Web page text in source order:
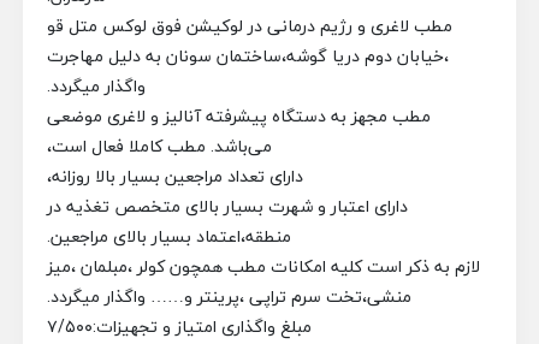
مطب لاغری و رژیم درمانی در لوکیشن فوق لوکس متل قو
،خیابان دوم دریا گوشه،ساختمان سونانبه دلیل مهاجرت
واگذار میگردد.
مطب مجهز به دستگاه پیشرفته آنالیز و لاغری موضعی
می‌باشد.مطب کاملا فعال است،
دارای تعداد مراجعین بسیار بالا روزانه،
دارای اعتبار و شهرت بسیار بالای متخصص تغذیه در
منطقه،اعتماد بسیار بالای مراجعین.
لازم به ذکر است کلیه امکانات مطب همچون کولر ،مبلمان ،میز
منشی،تخت سرم تراپی ،پرینتر و…… واگذار میگردد.
مبلغ واگذاری امتیاز و تجهیزات:۷/۵۰۰